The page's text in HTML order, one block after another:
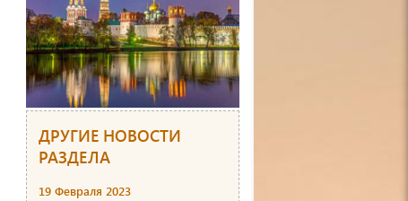
ДРУГИЕ НОВОСТИ
РАЗДЕЛА
19 Февраля 2023